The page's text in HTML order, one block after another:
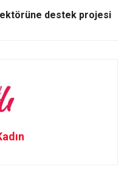
destek projesi